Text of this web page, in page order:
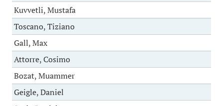
Kuvvetli, Mustafa
Toscano, Tiziano
Gall, Max
Attorre, Cosimo
Bozat, Muammer
Geigle, Daniel